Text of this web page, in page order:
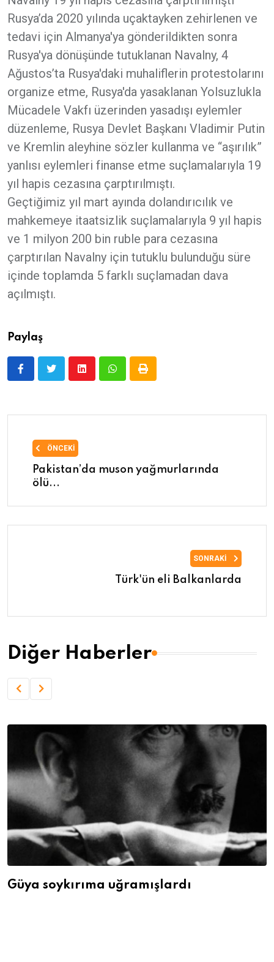
Rusya’da 2020 yılında uçaktayken zehirlenen ve
tedavi için Almanya'ya gönderildikten sonra
Rusya'ya dönüşünde tutuklanan Navalny, 4
Ağustos’ta Rusya'daki muhaliflerin protestolarını
organize etme, Rusya'da yasaklanan Yolsuzlukla
Mücadele Vakfı üzerinden yasadışı eylemler
düzenleme, Rusya Devlet Başkanı Vladimir Putin
ve Kremlin aleyhine sözler kullanma ve “aşırılık”
yanlısı eylemleri finanse etme suçlamalarıyla 19
yıl hapis cezasına çarptırılmıştı.
Geçtiğimiz yıl mart ayında dolandırıcılık ve
mahkemeye itaatsizlik suçlamalarıyla 9 yıl hapis
ve 1 milyon 200 bin ruble para cezasına
çarptırılan Navalny için tutuklu bulunduğu süre
içinde toplamda 5 farklı suçlamadan dava
açılmıştı.
Paylaş
ÖNCEKI
Pakistan’da muson yağmurlarında
ölü...
SONRAKI
Türk'ün eli Balkanlarda
Diğer Haberler
Güya soykırıma uğramışlardı